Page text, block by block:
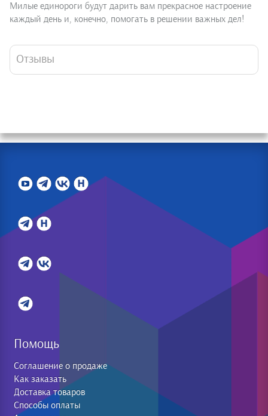
Милые единороги будут дарить вам прекрасное настроение
каждый день и, конечно, помогать в решении важных дел!
Отзывы
Помощь
Соглашение о продаже
Как заказать
Доставка товаров
Способы оплаты